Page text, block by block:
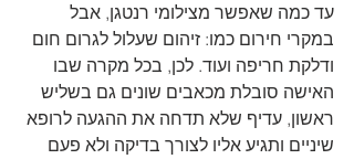
עד כמה שאפשר מצילומי רנטגן, אבל
במקרי חירום כמו: זיהום שעלול לגרום חום
ודלקת חריפה ועוד. לכן, בכל מקרה שבו
האישה סובלת מכאבים שונים גם בשליש
ראשון, עדיף שלא תדחה את ההגעה לרופא
שיניים ותגיע אליו לצורך בדיקה ולא פעם